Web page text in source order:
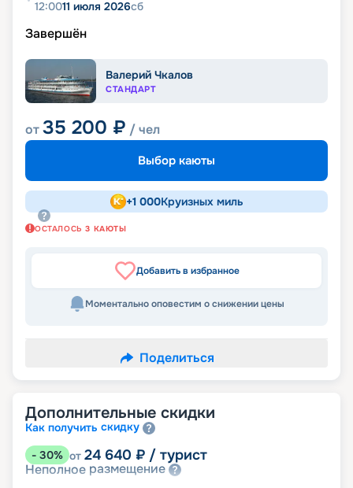
12:0011 июля 2026сб
Завершён
Валерий Чкалов
СТАНДАРТ
от35 200 ₽ / чел
Выбор каюты
+1 000Круизных миль
ОСТАЛОСЬ 3 КАЮТЫ
Добавить в избранное
Моментально оповестим о снижении цены
Поделиться
Дополнительные скидки
Как получить скидку
- 30% от 24 640 ₽ / турист
Неполное размещение